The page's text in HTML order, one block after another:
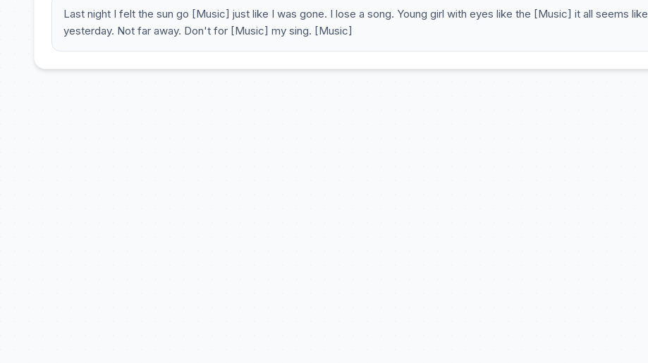
Last night I felt the sun go [Music] just like I was gone. I lose a song. Young girl with eyes like the [Music] it all seems like
yesterday. Not far away. Don't for [Music] my sing. [Music]